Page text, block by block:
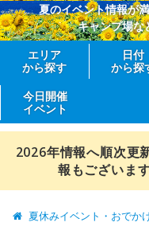
夏のイベント情報が
キャンプ場な
エリア
から探す
日付
から探
今日開催
イベント
2026年情報へ順次更
報もございま
夏休みイベント・おでか